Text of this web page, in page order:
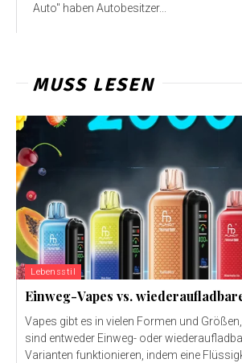
Auto" haben Autobesitzer...
MUSS LESEN
Lebensstil
Einweg-Vapes vs.
Vapes gibt es in vielen Formen und
sind entweder Einweg- oder
Varianten funktionieren, indem eine